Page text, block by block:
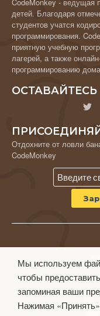
детей. Благодаря
студентов учатся
программирования.
приятную учебную
лагерей, а также
программированию
Отдохните от ловли
CodeMonkey
Мы используем
чтобы
запоминая ваши
Нажимая